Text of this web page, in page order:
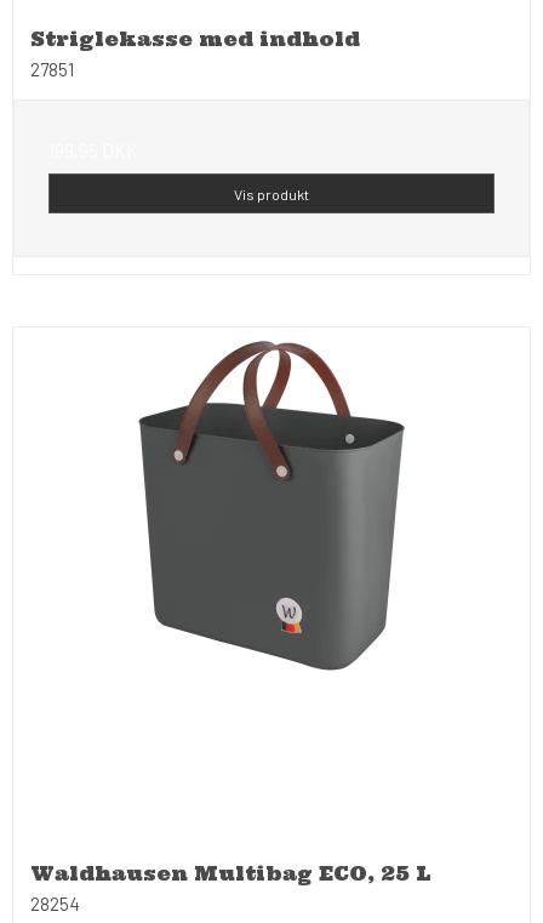
Striglekasse med indhold
27851
Vis produkt
Waldhausen Multibag ECO, 25 L
28254